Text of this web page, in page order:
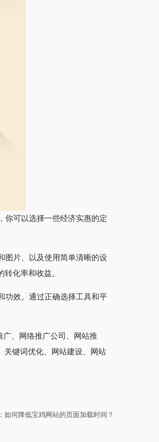
你可以选择一些经济实惠的定
图片、以及使用简单清晰的设
化率和收益。
功效。通过正确选择工具和平
广、网络推广公司、网站推
关键词优化、网站建设、网站
如何降低宝鸡网站的页面加载时间？